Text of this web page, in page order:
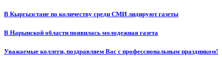
В Кыргызстане по количеству среди СМИ лидируют газеты
В Нарынской области появилась молодежная газета
Уважаемые коллеги, поздравляем Вас с профессиональным праздником!